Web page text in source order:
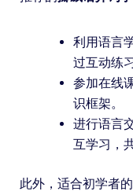
利用语言
过互动练
参加在线
识框架。
进行语言
互学习，
此外，适合初学者的